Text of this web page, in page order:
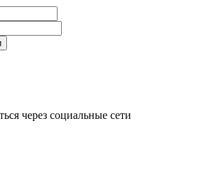
через социальные сети